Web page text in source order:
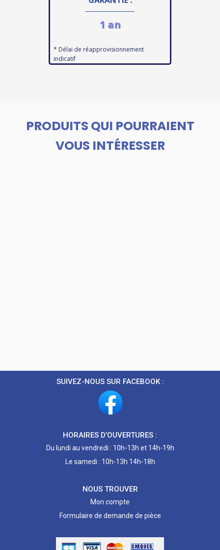
1 an
* Délai de réapprovisionnement
indicatif
PRODUITS QUI POURRAIENT
VOUS INTÉRESSER
SUIVEZ-NOUS SUR FACEBOOK :
HORAIRES D’OUVERTURES :
Du lundi au vendredi : 10h-13h et 14h-19h
Le samedi : 10h-13h 14h-18h
NOUS TROUVER
Mon compte
Formulaire de demande de pièce